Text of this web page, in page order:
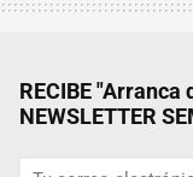
RECIBE "Arranca
NEWSLETTER